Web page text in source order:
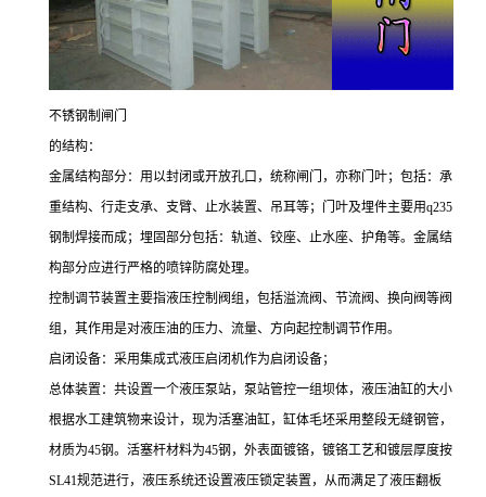
不锈钢制闸门
的结构：
金属结构部分：用以封闭或开放孔口，统称闸门，亦称门叶；包括：承
重结构、行走支承、支臂、止水装置、吊耳等；门叶及埋件主要用q235
钢制焊接而成；埋固部分包括：轨道、铰座、止水座、护角等。金属结
构部分应进行严格的喷锌防腐处理。
控制调节装置主要指液压控制阀组，包括溢流阀、节流阀、换向阀等阀
组，其作用是对液压油的压力、流量、方向起控制调节作用。
启闭设备：采用集成式液压启闭机作为启闭设备；
总体装置：共设置一个液压泵站，泵站管控一组坝体，液压油缸的大小
根据水工建筑物来设计，现为活塞油缸，缸体毛坯采用整段无缝钢管，
材质为45钢。活塞杆材料为45钢，外表面镀铬，镀铬工艺和镀层厚度按
SL41规范进行，液压系统还设置液压锁定装置，从而满足了液压翻板